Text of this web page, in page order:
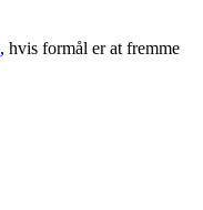
, hvis formål er at fremme